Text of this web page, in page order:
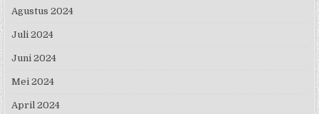
Agustus 2024
Juli 2024
Juni 2024
Mei 2024
April 2024